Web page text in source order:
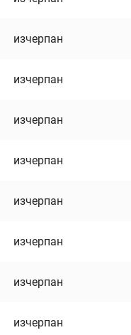
изчерпан
изчерпан
изчерпан
изчерпан
изчерпан
изчерпан
изчерпан
изчерпан